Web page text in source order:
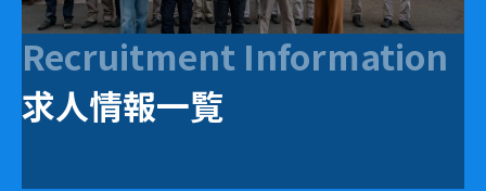
Recruitment Information
求人情報一覧